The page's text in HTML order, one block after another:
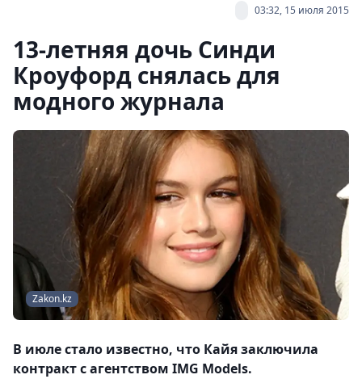
03:32, 15 июля 2015
13-летняя дочь Синди
Кроуфорд снялась для
модного журнала
Zakon.kz
В июле стало известно, что Кайя заключила
контракт с агентством IMG Models.